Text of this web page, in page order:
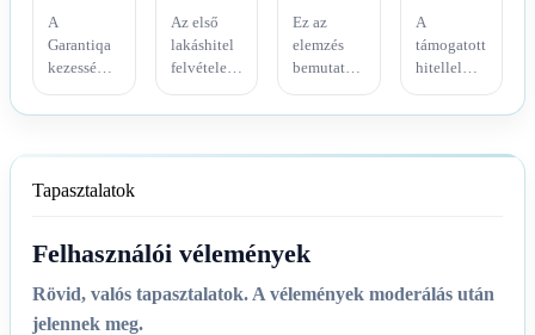
A
Garantiqa
kezességvállalás
KKV-k
fedezethiányát,
intézményi
sajátos
és
kockázatai
Az első
lakáshitel
felvétele
évtizedes
jelent a
bemutatja
bírálati
Ez az
elemzés
bemutatja
hitelkiváltás
meghúzódó
korlátok
a rejtett
A
támogatott
hitellel
otthon
több,
kapcsol
Tapasztalatok
Felhasználói vélemények
Rövid, valós tapasztalatok. A vélemények moderálás után
jelennek meg.